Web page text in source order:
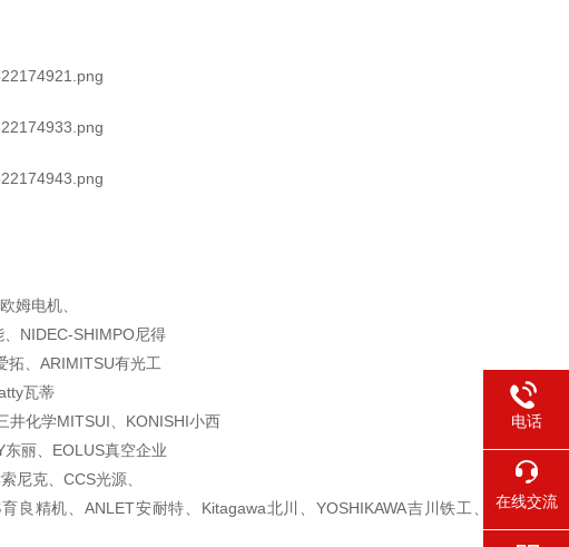
姆电机、
NIDEC-SHIMPO尼得
拓、ARIMITSU有光工
瓦蒂
化学MITSUI、 KONISHI小西
丽、EOLUS真空企业
尼克、CCS光源、
良精机、ANLET安耐特、Kitagawa北川、YOSHIKAWA吉川铁工、
电话
在线交流